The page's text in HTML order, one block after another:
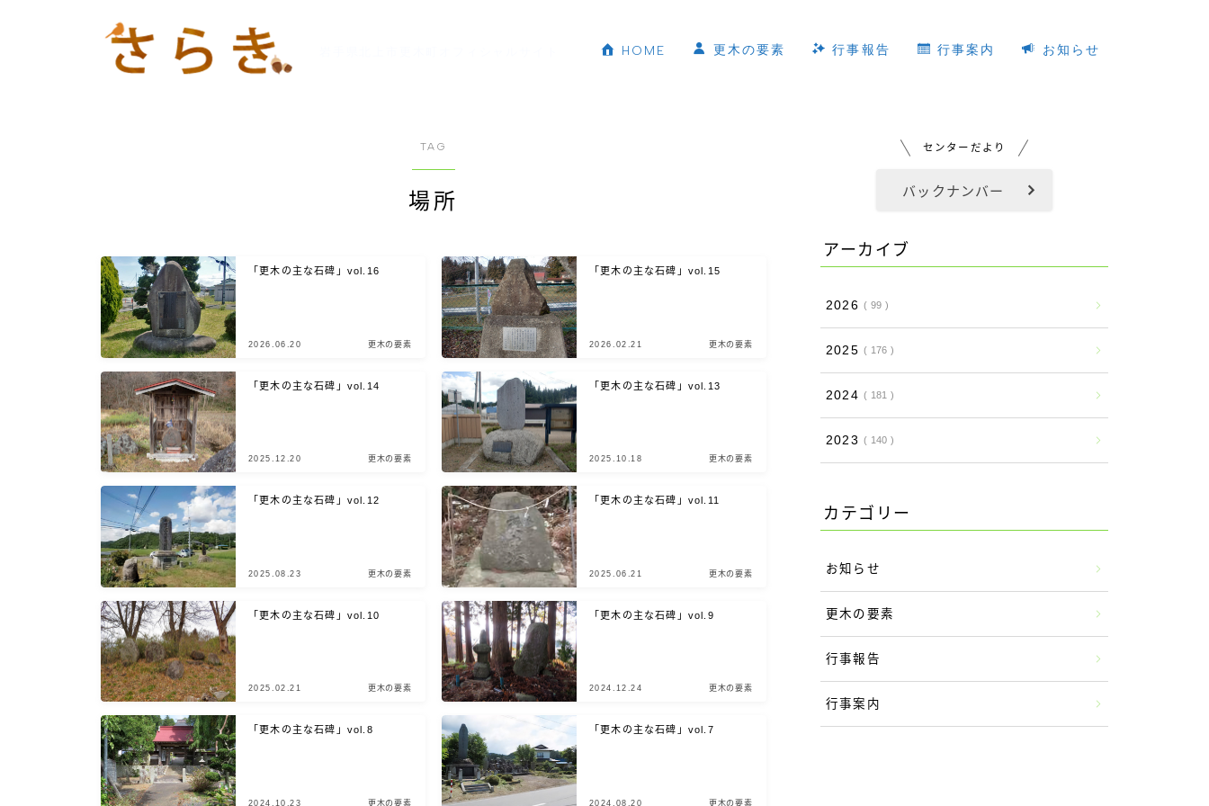
HOME 更木の要素 行事報告 行事案内 お知らせ
TAG
場所
「更木の主な石碑」vol.16
2026.06.20 更木の要素
「更木の主な石碑」vol.15
2026.02.21 更木の要素
「更木の主な石碑」vol.14
2025.12.20 更木の要素
「更木の主な石碑」vol.13
2025.10.18 更木の要素
「更木の主な石碑」vol.12
2025.08.23 更木の要素
「更木の主な石碑」vol.11
2025.06.21 更木の要素
「更木の主な石碑」vol.10
2025.02.21 更木の要素
「更木の主な石碑」vol.9
2024.12.24 更木の要素
「更木の主な石碑」vol.8
2024.10.23 更木の要素
「更木の主な石碑」vol.7
2024.08.20 更木の要素
センターだより
バックナンバー
アーカイブ
2026 99
2025 176
2024 181
2023 140
カテゴリー
お知らせ
更木の要素
行事報告
行事案内